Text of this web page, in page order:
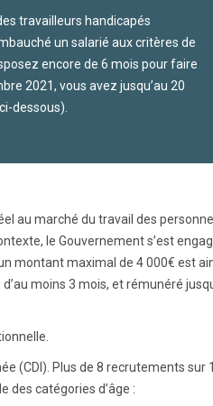
travailleurs handicapés
un salarié aux critères de
encore de 6 mois pour faire
2021, vous avez jusqu’au 20
dessous).
au marché du travail des
le Gouvernement s’est
montant maximal de 4 000€ est
moins 3 mois, et rémunéré
(CDI). Plus de 8 recrutements sur
des catégories d’âge :